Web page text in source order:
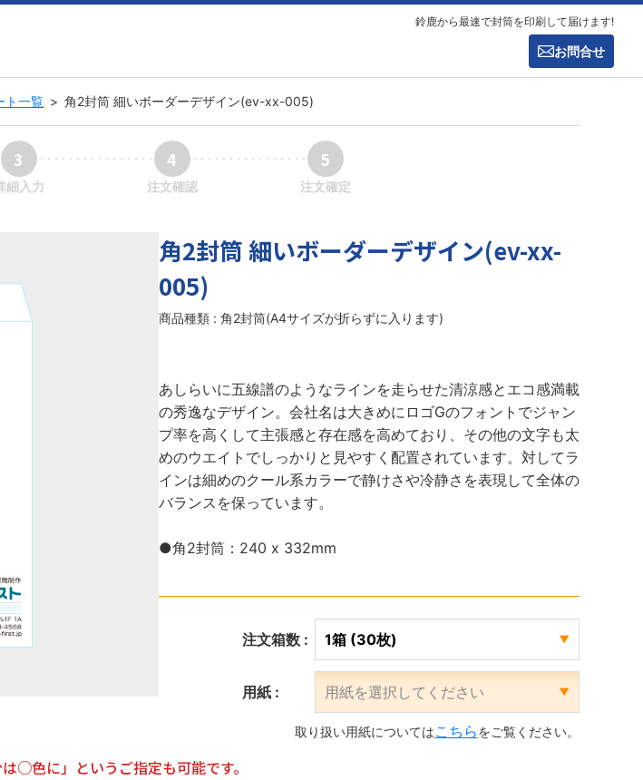
鈴鹿から最速で封筒を印刷して届けます!
お問合せ
ト一覧 >角2封筒 細いボーダーデザイン(ev-xx-005)
3
細入力
4
注文確認
5
注文確定
角2封筒 細いボーダーデザイン(ev-xx-
005)
商品種類 : 角2封筒(A4サイズが折らずに入ります)
あしらいに五線譜のようなラインを走らせた清涼感とエコ感満載
の秀逸なデザイン。会社名は大きめにロゴGのフォントでジャン
プ率を高くして主張感と存在感を高めており、その他の文字も太
めのウエイトでしっかりと見やすく配置されています。対してラ
インは細めのクール系カラーで静けさや冷静さを表現して全体の
バランスを保っています。
●角2封筒：240 x 332mm
注文箱数 :
用紙 :
取り扱い用紙についてはこちらをご覧ください。
○色に」というご指定も可能です。